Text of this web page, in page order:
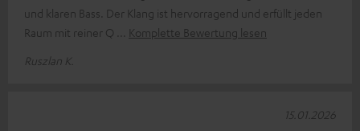
und klaren Bass. Der Klang ist hervorragend und erfüllt jeden
Raum mit reiner Q
Komplette Bewertung lesen
Ruszlan K.
15.01.2026